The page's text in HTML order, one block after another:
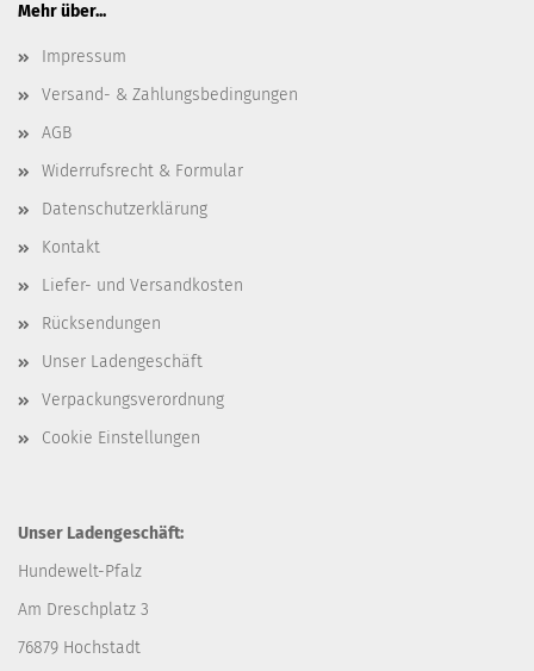
Mehr über...
Impressum
Versand- & Zahlungsbedingungen
AGB
Widerrufsrecht & Formular
Datenschutzerklärung
Kontakt
Liefer- und Versandkosten
Rücksendungen
Unser Ladengeschäft
Verpackungsverordnung
Cookie Einstellungen
Unser Ladengeschäft:
Hundewelt-Pfalz
Am Dreschplatz 3
76879 Hochstadt